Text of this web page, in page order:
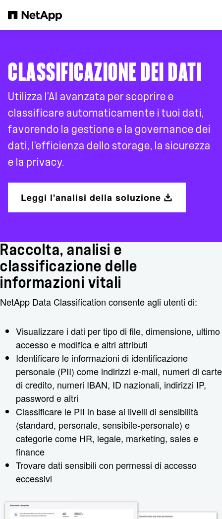
CLASSIFICAZIONE DEI DATI
Utilizza l'AI avanzata per scoprire e
classificare automaticamente i tuoi dati,
favorendo la gestione e la governance dei
dati, l'efficienza dello storage, la sicurezza
e la privacy.
Leggi l'analisi della soluzione
Raccolta, analisi e
classificazione delle
informazioni vitali
NetApp Data Classification consente agli utenti di:
Visualizzare i dati per tipo di file, dimensione, ultimo
accesso e modifica e altri attributi
Identificare le informazioni di identificazione
personale (PII) come indirizzi e-mail, numeri di carte
di credito, numeri IBAN, ID nazionali, indirizzi IP,
password e altri
Classificare le PII in base ai livelli di sensibilità
(standard, personale, sensibile-personale) e
categorie come HR, legale, marketing, sales e
finance
Trovare dati sensibili con permessi di accesso
eccessivi